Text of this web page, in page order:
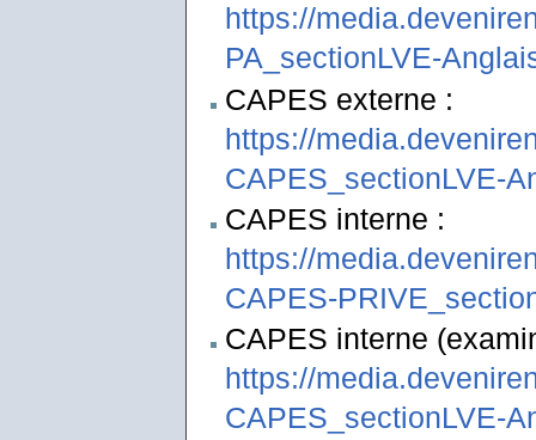
https://
PA_sectionLVE-
CAPES externe :
https://
CAPES_sectionLVE-
CAPES interne :
https://
CAPES-
CAPES interne
https://
CAPES_sectionLVE-